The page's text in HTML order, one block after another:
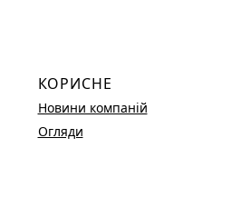
КОРИСНЕ
Новини компаній
Огляди